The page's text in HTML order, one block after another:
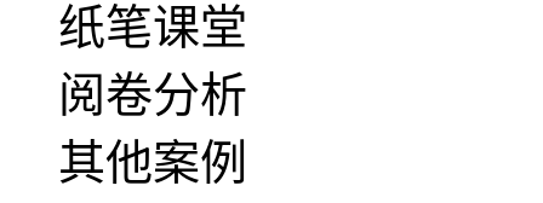
纸笔课堂
阅卷分析
其他案例